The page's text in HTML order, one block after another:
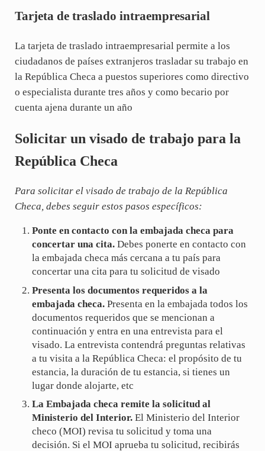
Tarjeta de traslado intraempresarial
La tarjeta de traslado intraempresarial permite a los
ciudadanos de países extranjeros trasladar su trabajo en
la República Checa a puestos superiores como directivo
o especialista durante tres años y como becario por
cuenta ajena durante un año
Solicitar un visado de trabajo para la
República Checa
Para solicitar el visado de trabajo de la República
Checa, debes seguir estos pasos específicos:
Ponte en contacto con la embajada checa para
concertar una cita.Debes ponerte en contacto con
la embajada checa más cercana a tu país para
concertar una cita para tu solicitud de visado
Presenta los documentos requeridos a la
embajada checa.Presenta en la embajada todos los
documentos requeridos que se mencionan a
continuación y entra en una entrevista para el
visado. La entrevista contendrá preguntas relativas
a tu visita a la República Checa: el propósito de tu
estancia, la duración de tu estancia, si tienes un
lugar donde alojarte, etc
La Embajada checa remite la solicitud al
Ministerio del Interior.El Ministerio del Interior
checo (MOI) revisa tu solicitud y toma una
decisión. Si el MOI aprueba tu solicitud, recibirás